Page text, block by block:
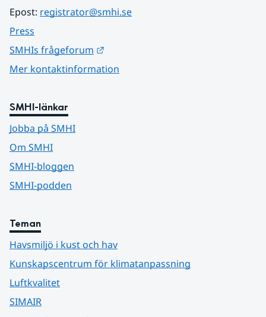
Epost: registrator@smhi.se
Press
SMHIs frågeforum
Mer kontaktinformation
SMHI-länkar
Jobba på SMHI
Om SMHI
SMHI-bloggen
SMHI-podden
Teman
Havsmiljö i kust och hav
Kunskapscentrum för klimatanpassning
Luftkvalitet
SIMAIR